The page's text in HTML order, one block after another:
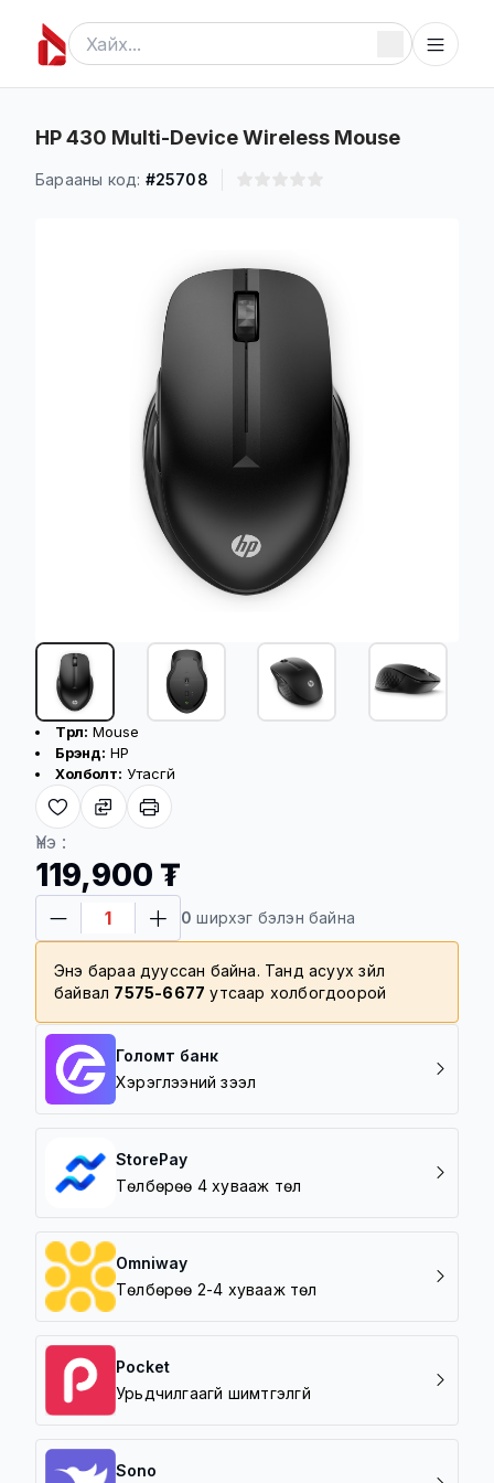
HP 430 Multi-Device Wireless Mouse
Барааны код: #25708
Бүтээгдэхүүний үндсэн үзүүлэлт
Төрөл: Mouse
Брэнд: HP
Холболт: Утасгүй
Үнэ :
119,900 ₮
0 ширхэг бэлэн байна
Энэ бараа дууссан байна. Танд асуух зүйл
байвал 7575-6677 утсаар холбогдоорой
Голомт банк
Хэрэглээний зээл
StorePay
Төлбөрөө 4 хувааж төл
Omniway
Төлбөрөө 2-4 хувааж төл
Pocket
Урьдчилгаагүй шимтгэлгүй
Sono